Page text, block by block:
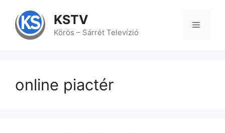
tartalomba
KSTV
Körös – Sárrét Televízió
Menü
online piactér